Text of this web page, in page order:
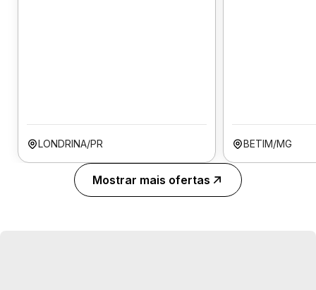
LONDRINA/PR BETIM/MG
Mostrar mais ofertas